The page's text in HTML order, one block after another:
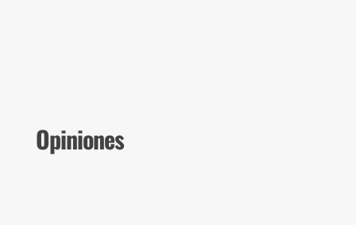
Opiniones